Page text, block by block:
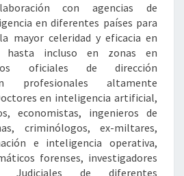
con agencias de
en diferentes países para
mayor celeridad y eficacia en
hasta incluso en zonas en
oficiales de dirección
profesionales altamente
en inteligencia artificial,
economistas, ingenieros de
criminólogos, ex-miltares,
e inteligencia operativa,
forenses, investigadores
Judiciales de diferentes